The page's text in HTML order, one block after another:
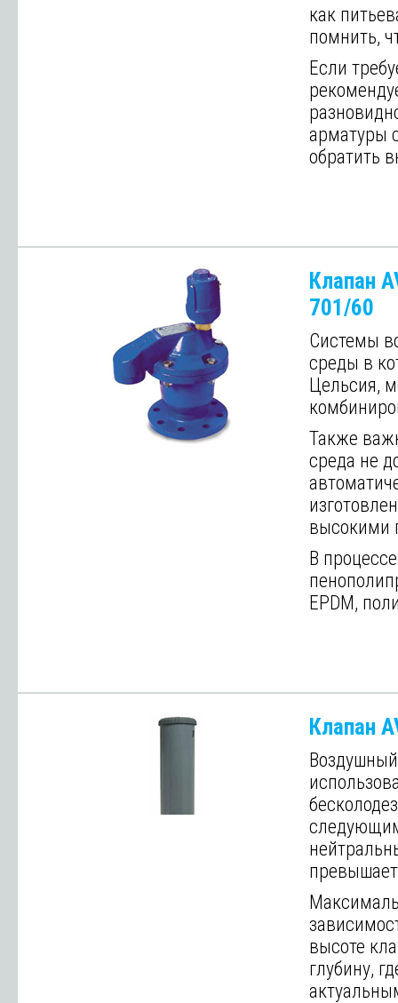
как
помнить,
Если
арматуры
обратить
Клапан
701/60
Системы
среды в
Цельсия,
Также
среда не
высокими
В
EPDM,
Клапан
высоте
глубину,